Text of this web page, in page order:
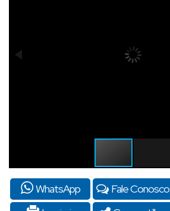
WhatsApp Fale Conosco